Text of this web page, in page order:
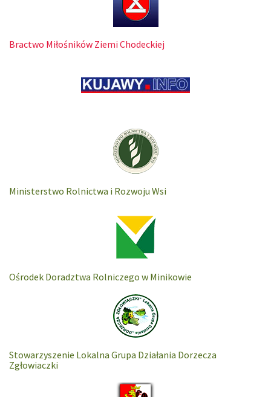
Bractwo Miłośników Ziemi Chodeckiej
Ministerstwo Rolnictwa i Rozwoju Wsi
Ośrodek Doradztwa Rolniczego w Minikowie
Stowarzyszenie Lokalna Grupa Działania Dorzecza
Zgłowiaczki